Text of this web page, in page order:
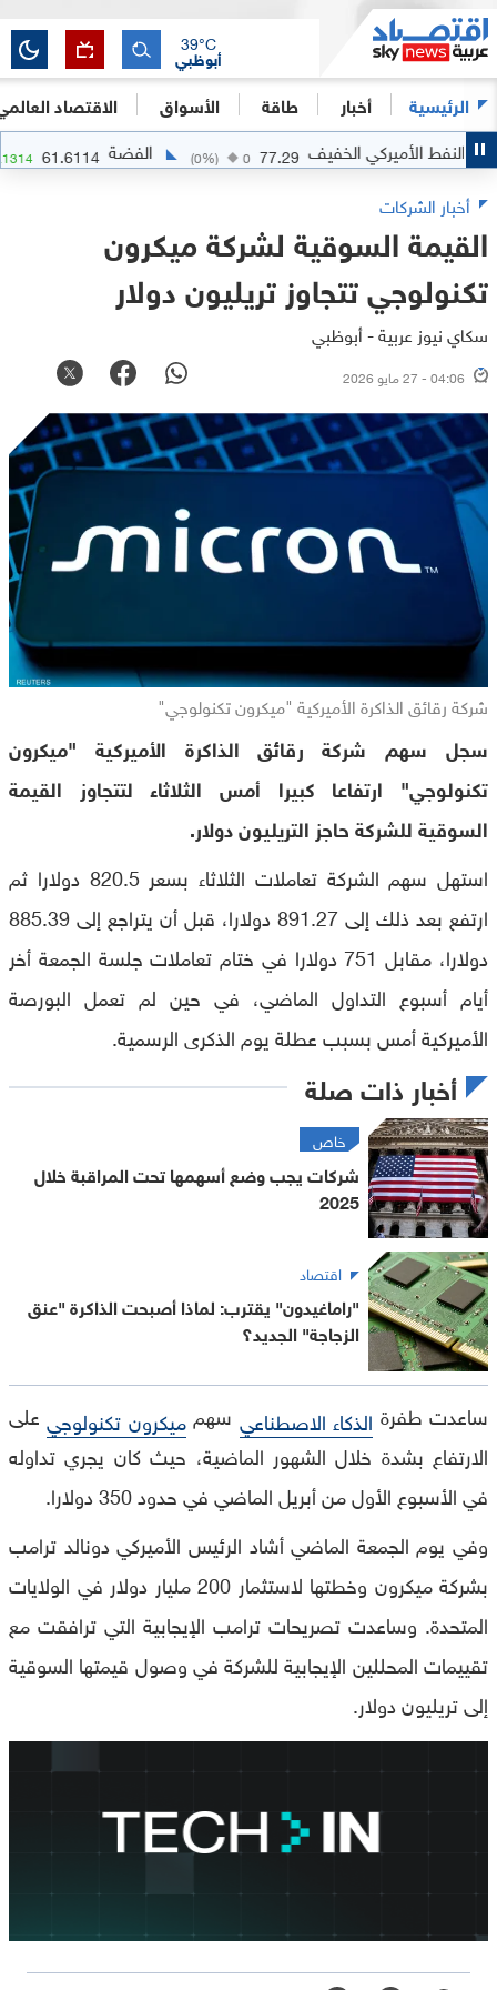
الرئيسية أخبار طاقة الأسواق الاقتصاد
أبوظبي
39°C
الأميركي الخفيف 77.29
0
(0%) الفضة 61.6114
+ 0.1314
أخبار الشركات
القيمة السوقية لشركة ميكرون
تكنولوجي تتجاوز تريليون دولار
سكاي نيوز عربية - أبوظبي
04:06 - 27 مايو 2026
شركة رقائق الذاكرة الأميركية "ميكرون تكنولوجي"
سجل سهم شركة رقائق الذاكرة الأميركية "ميكرون
تكنولوجي" ارتفاعا كبيرا أمس الثلاثاء لتتجاوز القيمة
السوقية للشركة حاجز التريليون دولار.
استهل سهم الشركة تعاملات الثلاثاء بسعر 820.5 دولارا ثم
ارتفع بعد ذلك إلى 891.27 دولارا، قبل أن يتراجع إلى 885.39
دولارا، مقابل 751 دولارا في ختام تعاملات جلسة الجمعة أخر
أيام أسبوع التداول الماضي، في حين لم تعمل البورصة
الأميركية أمس بسبب عطلة يوم الذكرى الرسمية.
أخبار ذات صلة
خاص
شركات يجب وضع أسهمها تحت المراقبة خلال
2025
اقتصاد
"راماغيدون" يقترب: لماذا أصبحت الذاكرة "عنق
الزجاجة" الجديد؟
ساعدت طفرة الذكاء الاصطناعي سهم ميكرون تكنولوجي على
الارتفاع بشدة خلال الشهور الماضية، حيث كان يجري تداوله
في الأسبوع الأول من أبريل الماضي في حدود 350 دولارا.
وفي يوم الجمعة الماضي أشاد الرئيس الأميركي دونالد ترامب
بشركة ميكرون وخطتها لاستثمار 200 مليار دولار في الولايات
المتحدة. وساعدت تصريحات ترامب الإيجابية التي ترافقت مع
تقييمات المحللين الإيجابية للشركة في وصول قيمتها السوقية
إلى تريليون دولار.